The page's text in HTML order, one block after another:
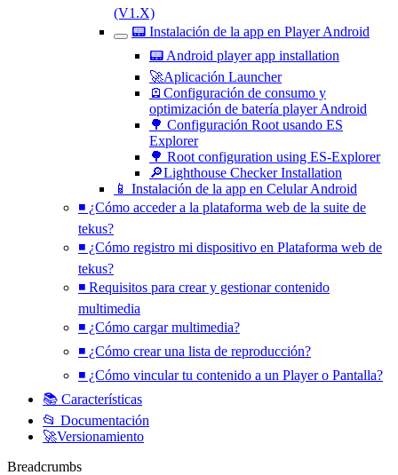
(V1.X)
📟 Instalación de la app en Player Android
📟 Android player app installation
🚀Aplicación Launcher
🪫Configuración de consumo y
optimización de batería player Android
🌳 Configuración Root usando ES
Explorer
🌳 Root configuration using ES-Explorer
🔎Lighthouse Checker Installation
📱 Instalación de la app en Celular Android
◾ ¿Cómo acceder a la plataforma web de la suite de
tekus?
◾ ¿Cómo registro mi dispositivo en Plataforma web de
tekus?
◾ Requisitos para crear y gestionar contenido
multimedia
◾ ¿Cómo cargar multimedia?
◾ ¿Cómo crear una lista de reproducción?
◾ ¿Cómo vincular tu contenido a un Player o Pantalla?
📚 Características
📂 Documentación
🚀Versionamiento
Breadcrumbs